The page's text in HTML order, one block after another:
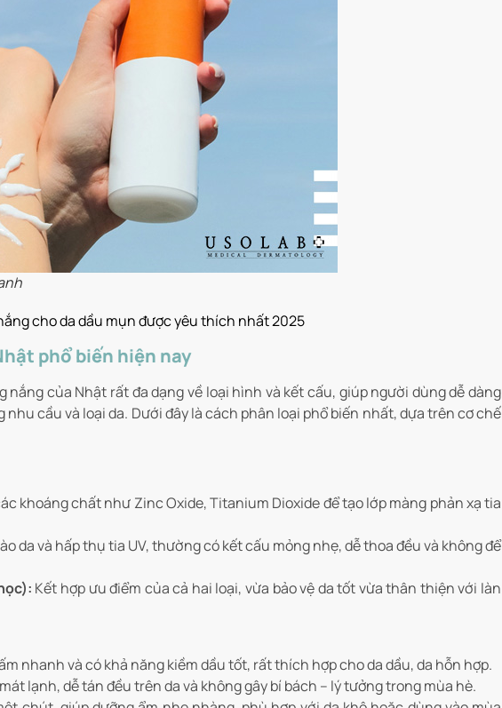
cho da dầu mụn được yêu thích nhất 2025
phổ biến hiện nay
của Nhật rất đa dạng về loại hình và kết cấu, giúp người dùng dễ dàng
cầu và loại da. Dưới đây là cách phân loại phổ biến nhất, dựa trên cơ chế
khoáng chất như Zinc Oxide, Titanium Dioxide để tạo lớp màng phản xạ tia
da và hấp thụ tia UV, thường có kết cấu mỏng nhẹ, dễ thoa đều và không để
Kết hợp ưu điểm của cả hai loại, vừa bảo vệ da tốt vừa thân thiện với làn
nhanh và có khả năng kiềm dầu tốt, rất thích hợp cho da dầu, da hỗn hợp.
lạnh, dễ tán đều trên da và không gây bí bách – lý tưởng trong mùa hè.